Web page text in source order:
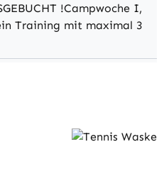
!Campwoche I,
Training mit maximal 3